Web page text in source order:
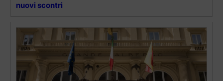
nuovi scontri